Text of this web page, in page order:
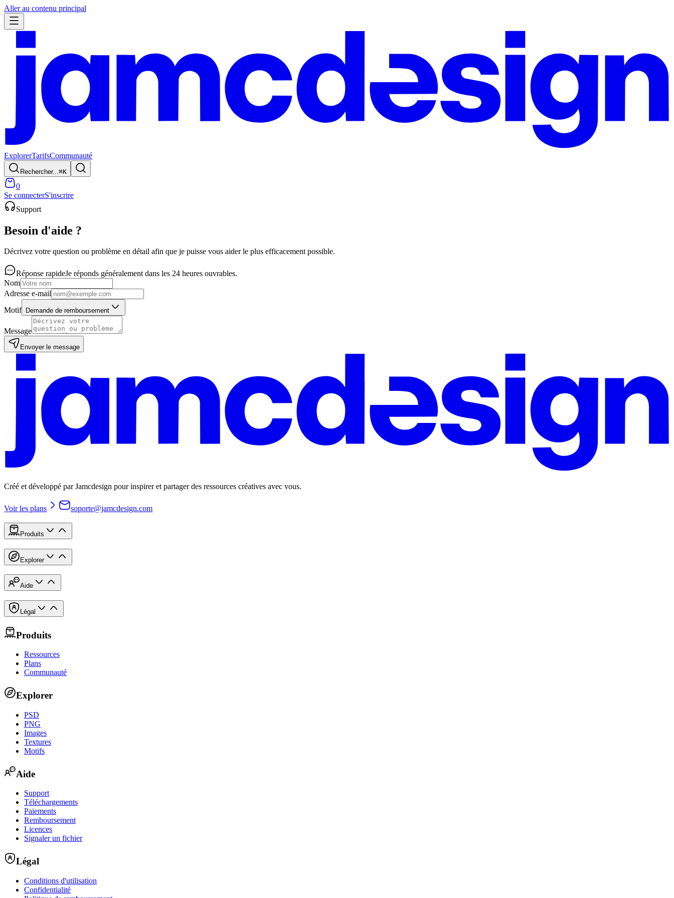
Aller au contenu principal
ExplorerTarifsCommunauté
Rechercher... ⌘K
0
Se connecterS'inscrire
Support
Besoin d'aide ?
Décrivez votre question ou problème en détail afin que je puisse vous aider le plus efficacement possible.
Réponse rapideJe réponds généralement dans les 24 heures ouvrables.
Nom
Adresse e-mail
Motif
Demande de remboursement
Message
Envoyer le message
Créé et développé par Jamcdesign pour inspirer et partager des ressources créatives avec vous.
Voir les plans soporte@jamcdesign.com
Produits
Explorer
Aide
Légal
Produits
Ressources
Plans
Communauté
Explorer
PSD
PNG
Images
Textures
Motifs
Aide
Support
Téléchargements
Paiements
Remboursement
Licences
Signaler un fichier
Légal
Conditions d'utilisation
Confidentialité